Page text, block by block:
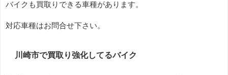
バイクも買取りできる車種があります。
対応車種はお問合せ下さい。
川崎市で買取り強化してるバイク